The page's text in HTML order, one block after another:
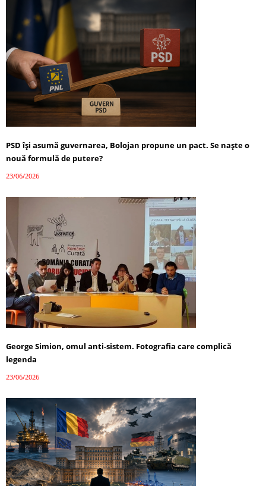
PSD își asumă guvernarea, Bolojan propune un pact. Se naște o
nouă formulă de putere?
23/06/2026
George Simion, omul anti-sistem. Fotografia care complică
legenda
23/06/2026